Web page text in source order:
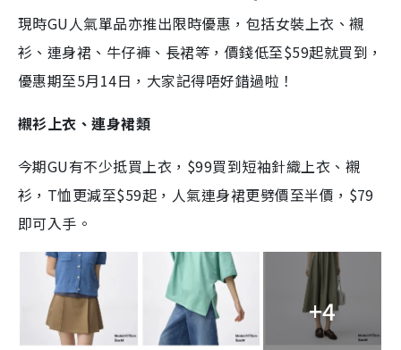
現時GU人氣單品亦推出限時優惠，包括女裝上衣、襯
衫、連身裙、牛仔褲、長裙等，價錢低至$59起就買到，
優惠期至5月14日，大家記得唔好錯過啦！
襯衫上衣、連身裙類
今期GU有不少抵買上衣，$99買到短袖針織上衣、襯
衫，T恤更減至$59起，人氣連身裙更劈價至半價，$79
即可入手。
+4